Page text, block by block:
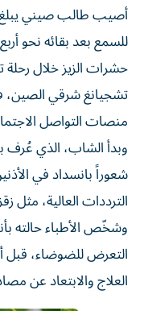
للسمع بعد بقائه نحو
حشرات الزيز خلال
تشجيانغ شرقي الصين،
منصات التواصل
وبدأ الشاب، الذي عُرف
شعوراً بانسداد في
الترددات العالية،
وشخّص الأطباء
التعرض للضوضاء، قبل
العلاج والابتعاد عن